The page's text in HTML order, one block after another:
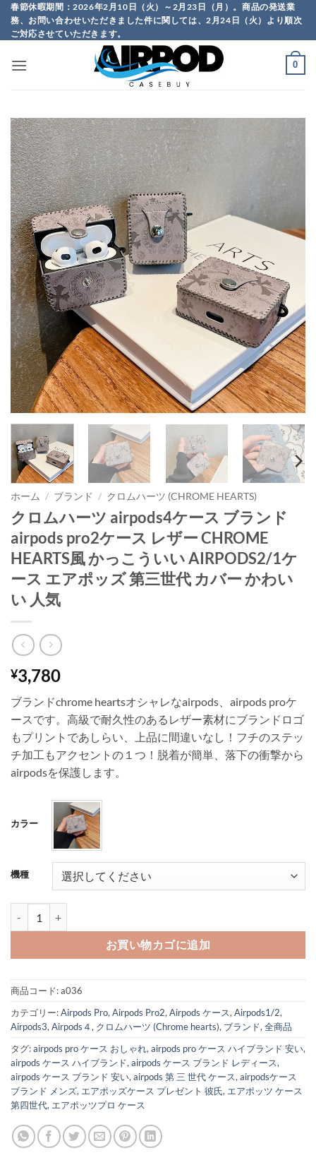
Skip
content
春節休暇期間：2026年2月10日（火）～2月23日（月）。商品の発送業
務、お問い合わせいただきました件に関しては、2月24日（火）より順次
ご対応させていただきます。
0
ホーム / ブランド / クロムハーツ (CHROME HEARTS)
クロムハーツ airpods4ケース ブランド
airpods pro2ケース レザー CHROME
HEARTS風 かっこういい AIRPODS2/1ケ
ース エアポッズ 第三世代 カバー かわい
い 人気
¥3,780
ブランドchrome heartsオシャレなairpods、airpods proケ
ースです。高級で耐久性のあるレザー素材にブランドロゴ
もプリントであしらい、上品に間違いなし！フチのステッ
チ加工もアクセントの１つ！脱着が簡単、落下の衝撃から
airpodsを保護します。
カラー
機種
お買い物カゴに追加
商品コード:a036
カテゴリー:Airpods Pro, Airpods Pro2, Airpods ケース, Airpods1/2,
Airpods3, Airpods４, クロムハーツ (Chrome hearts), ブランド, 全商品
タグ:airpods pro ケース おしゃれ, airpods pro ケース ハイブランド 安い,
airpods ケース ハイブランド, airpods ケース ブランド レディース,
airpods ケース ブランド 安い, airpods 第 三 世代 ケース, airpodsケース
ブランド メンズ, エアポッズケース プレゼント 彼氏, エアポッツ ケース
第四世代, エアポッツプロ ケース